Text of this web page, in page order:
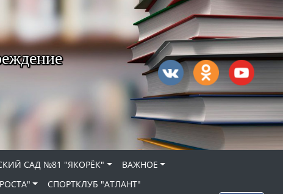
САД №81 "ЯКОРЁК"
ВАЖНОЕ
СПОРТКЛУБ "АТЛАНТ"